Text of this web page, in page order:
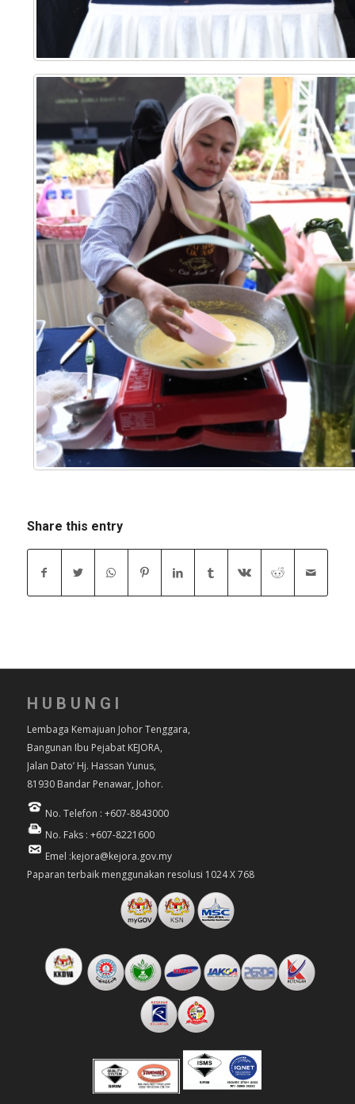
Share this entry
HUBUNGI
Lembaga Kemajuan Johor Tenggara,
Bangunan Ibu Pejabat KEJORA,
Jalan Dato’ Hj. Hassan Yunus,
81930 Bandar Penawar, Johor.
No. Telefon : +607-8843000
No. Faks : +607-8221600
Emel :kejora@kejora.gov.my
Paparan terbaik menggunakan resolusi 1024 X 768